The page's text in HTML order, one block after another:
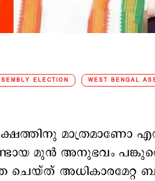
ELECTION WEST BENGAL
മാത്രമാണോ എന്ന
മുന്‍ അനുഭവം
അധികാരമേറ്റ